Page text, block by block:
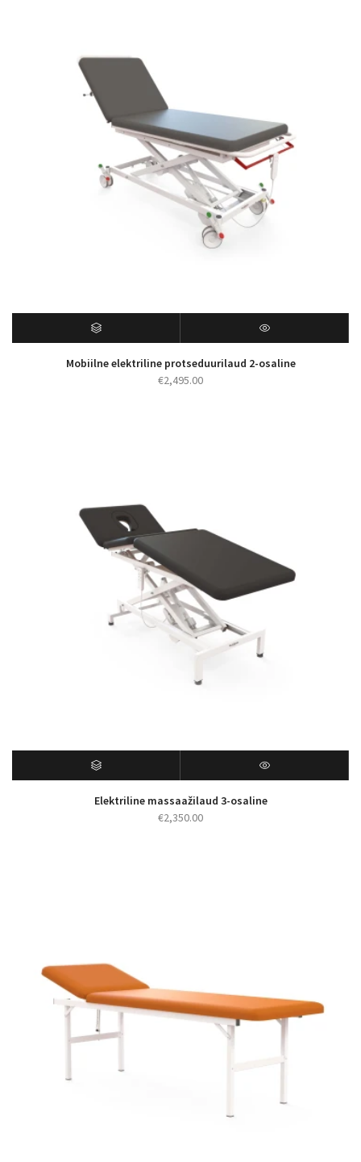
Mobiilne elektriline protseduurilaud 2-osaline
€2,495.00
Elektriline massaažilaud 3-osaline
€2,350.00